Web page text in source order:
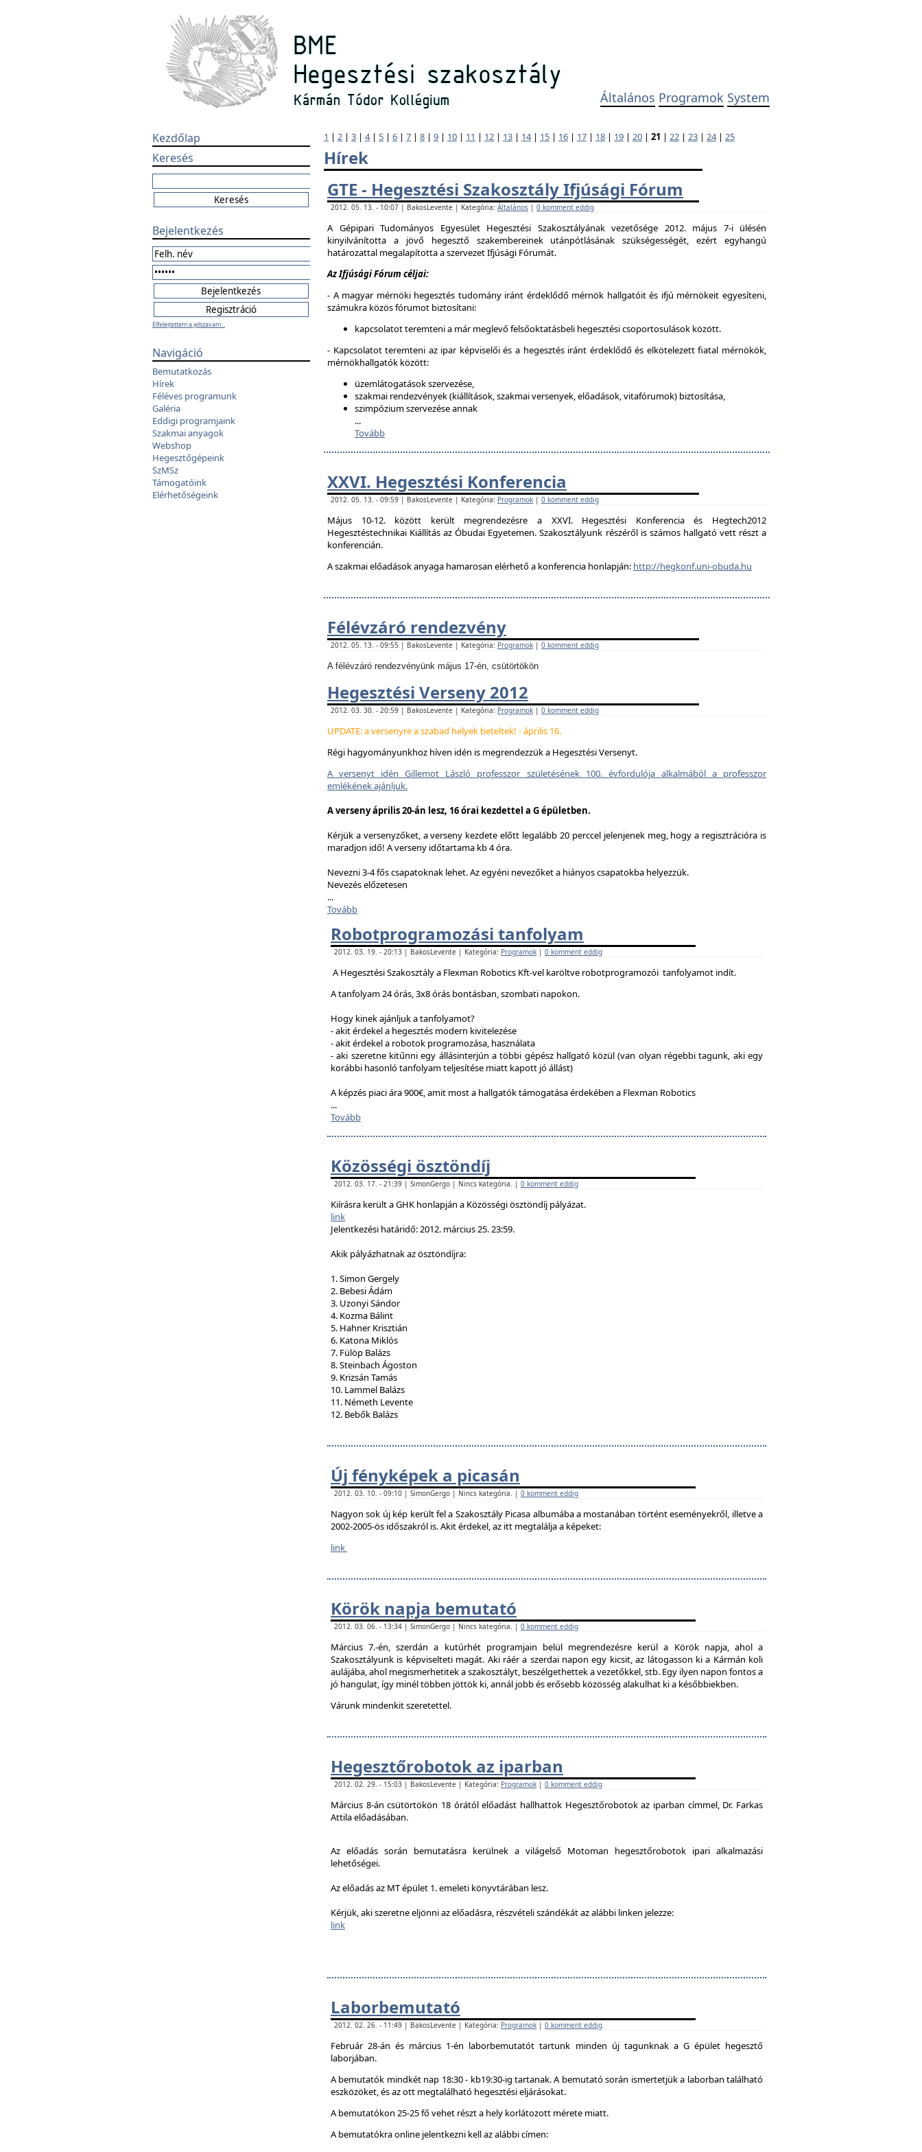
Általános Programok System
Kezdőlap
Keresés
Bejelentkezés
Elfelejtettem a jelszavam...
Navigáció
Bemutatkozás
Hírek
Féléves programunk
Galéria
Eddigi programjaink
Szakmai anyagok
Webshop
Hegesztőgépeink
SzMSz
Támogatóink
Elérhetőségeink
1 | 2 | 3 | 4| 5 | 6 | 7 | 8 | 9 | 10 | 11 | 12 | 13 | 14| 15 | 16 | 17 | 18 | 19 | 20 | 21 | 22 | 23 | 24| 25
Hírek
GTE - Hegesztési Szakosztály Ifjúsági Fórum
2012. 05. 13. - 10:07 | BakosLevente | Kategória: Általános | 0 komment eddig
A Gépipari Tudományos Egyesület Hegesztési Szakosztályának vezetősége 2012. május 7-i ülésén
kinyilvánította a jövő hegesztő szakembereinek utánpótlásának szükségességét, ezért egyhangú
határozattal megalapította a szervezet Ifjúsági Fórumát.
Az Ifjúsági Fórum céljai:
- A magyar mérnöki hegesztés tudomány iránt érdeklődő mérnök hallgatóit és ifjú mérnökeit egyesíteni,
számukra közös fórumot biztosítani:
kapcsolatot teremteni a már meglevő felsőoktatásbeli hegesztési csoportosulások között.
- Kapcsolatot teremteni az ipar képviselői és a hegesztés iránt érdeklődő és elkötelezett fiatal mérnökök,
mérnökhallgatók között:
üzemlátogatások szervezése,
szakmai rendezvények (kiállítások, szakmai versenyek, előadások, vitafórumok) biztosítása,
szimpózium szervezése annak
...
Tovább
XXVI. Hegesztési Konferencia
2012. 05. 13. - 09:59 | BakosLevente | Kategória: Programok | 0 komment eddig
Május 10-12. között került megrendezésre a XXVI. Hegesztési Konferencia és Hegtech2012
Hegesztéstechnikai Kiállítás az Óbudai Egyetemen. Szakosztályunk részéről is számos hallgató vett részt a
konferencián.
A szakmai előadások anyaga hamarosan elérhető a konferencia honlapján: http://hegkonf.uni-obuda.hu
Félévzáró rendezvény
2012. 05. 13. - 09:55 | BakosLevente | Kategória: Programok | 0 komment eddig
A félévzáró rendezvényünk május 17-én, csütörtökön
Hegesztési Verseny 2012
2012. 03. 30. - 20:59 | BakosLevente | Kategória: Programok | 0 komment eddig
UPDATE: a versenyre a szabad helyek beteltek! - április 16.
Régi hagyományunkhoz híven idén is megrendezzük a Hegesztési Versenyt.
A versenyt idén Gillemot László professzor születésének 100. évfordulója alkalmából a professzor
emlékének ajánljuk.
A verseny április 20-án lesz, 16 órai kezdettel a G épületben.
Kérjük a versenyzőket, a verseny kezdete előtt legalább 20 perccel jelenjenek meg, hogy a regisztrációra is
maradjon idő! A verseny időtartama kb 4 óra.
Nevezni 3-4 fős csapatoknak lehet. Az egyéni nevezőket a hiányos csapatokba helyezzük.
Nevezés előzetesen
...
Tovább
Robotprogramozási tanfolyam
2012. 03. 19. - 20:13 | BakosLevente | Kategória: Programok | 0 komment eddig
A Hegesztési Szakosztály a Flexman Robotics Kft-vel karöltve robotprogramozói tanfolyamot indít.
A tanfolyam 24 órás, 3x8 órás bontásban, szombati napokon.
Hogy kinek ajánljuk a tanfolyamot?
- akit érdekel a hegesztés modern kivitelezése
- akit érdekel a robotok programozása, használata
- aki szeretne kitűnni egy állásinterjún a többi gépész hallgató közül (van olyan régebbi tagunk, aki egy
korábbi hasonló tanfolyam teljesítése miatt kapott jó állást)
A képzés piaci ára 900€, amit most a hallgatók támogatása érdekében a Flexman Robotics
...
Tovább
Közösségi ösztöndíj
2012. 03. 17. - 21:39 | SimonGergo | Nincs kategória. | 0 komment eddig
Kiírásra került a GHK honlapján a Közösségi ösztöndíj pályázat.
link
Jelentkezési határidő: 2012. március 25. 23:59.
Akik pályázhatnak az ösztöndíjra:
1. Simon Gergely
2. Bebesi Ádám
3. Uzonyi Sándor
4. Kozma Bálint
5. Hahner Krisztián
6. Katona Miklós
7. Fülöp Balázs
8. Steinbach Ágoston
9. Krizsán Tamás
10. Lammel Balázs
11. Németh Levente
12. Bebők Balázs
Új fényképek a picasán
2012. 03. 10. - 09:10 | SimonGergo | Nincs kategória. | 0 komment eddig
Nagyon sok új kép került fel a Szakosztály Picasa albumába a mostanában történt eseményekről, illetve a
2002-2005-ös időszakról is. Akit érdekel, az itt megtalálja a képeket:
link
Körök napja bemutató
2012. 03. 06. - 13:34 | SimonGergo | Nincs kategória. | 0 komment eddig
Március 7.-én, szerdán a kutúrhét programjain belül megrendezésre kerül a Körök napja, ahol a
Szakosztályunk is képviselteti magát. Aki ráér a szerdai napon egy kicsit, az látogasson ki a Kármán koli
aulájába, ahol megismerhetitek a szakosztályt, beszélgethettek a vezetőkkel, stb. Egy ilyen napon fontos a
jó hangulat, így minél többen jöttök ki, annál jobb és erősebb közösség alakulhat ki a későbbiekben.
Várunk mindenkit szeretettel.
Hegesztőrobotok az iparban
2012. 02. 29. - 15:03 | BakosLevente | Kategória: Programok | 0 komment eddig
Március 8-án csütörtökön 18 órától előadást hallhattok Hegesztőrobotok az iparban címmel, Dr. Farkas
Attila előadásában.
Az előadás során bemutatásra kerülnek a világelső Motoman hegesztőrobotok ipari alkalmazási
lehetőségei.
Az előadás az MT épület 1. emeleti könyvtárában lesz.
Kérjük, aki szeretne eljönni az előadásra, részvételi szándékát az alábbi linken jelezze:
link
Laborbemutató
2012. 02. 26. - 11:49 | BakosLevente | Kategória: Programok | 0 komment eddig
Február 28-án és március 1-én laborbemutatót tartunk minden új tagunknak a G épület hegesztő
laborjában.
A bemutatók mindkét nap 18:30 - kb19:30-ig tartanak. A bemutató során ismertetjük a laborban található
eszközöket, és az ott megtalálható hegesztési eljárásokat.
A bemutatókon 25-25 fő vehet részt a hely korlátozott mérete miatt.
A bemutatókra online jelentkezni kell az alábbi címen: